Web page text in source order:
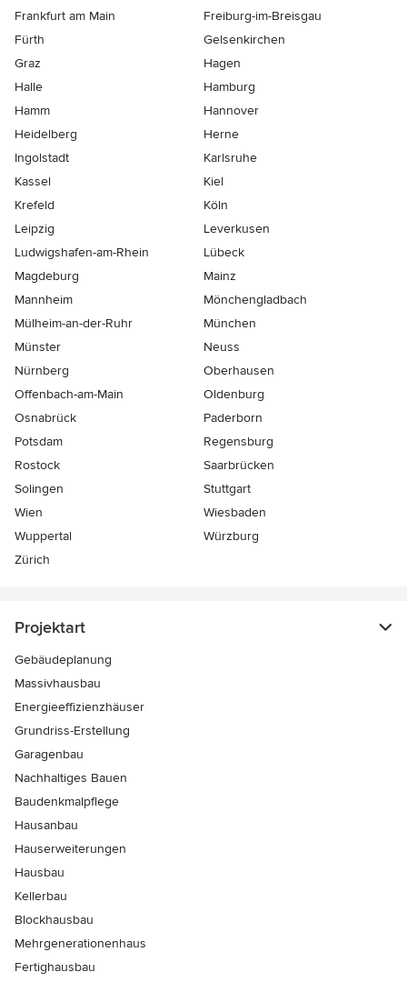
Frankfurt am Main
Freiburg-im-Breisgau
Fürth
Gelsenkirchen
Graz
Hagen
Halle
Hamburg
Hamm
Hannover
Heidelberg
Herne
Ingolstadt
Karlsruhe
Kassel
Kiel
Krefeld
Köln
Leipzig
Leverkusen
Ludwigshafen-am-Rhein
Lübeck
Magdeburg
Mainz
Mannheim
Mönchen­gladbach
Mülheim-an-der-Ruhr
München
Münster
Neuss
Nürnberg
Oberhausen
Offenbach-am-Main
Oldenburg
Osnabrück
Paderborn
Potsdam
Regensburg
Rostock
Saarbrücken
Solingen
Stuttgart
Wien
Wiesbaden
Wuppertal
Würzburg
Zürich
Projektart
Gebäudeplanung
Massivhausbau
Energieeffizienzhäuser
Grundriss-Erstellung
Garagenbau
Nachhaltiges Bauen
Baudenkmalpflege
Hausanbau
Hauserweiterungen
Hausbau
Kellerbau
Blockhausbau
Mehrgenerationenhaus
Fertighausbau